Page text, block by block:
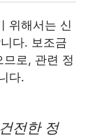
위해서는 신
다. 보조금
로, 관련 정
다.
전한 정